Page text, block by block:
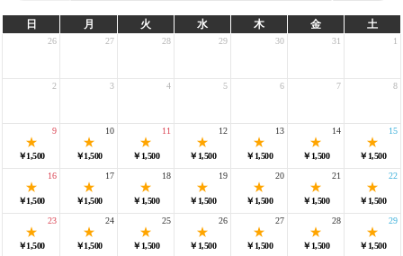
日 月 火 水 木 金 土
26 27 28 29 30 31 1
2 3 4 5 6 7 8
￥1,500
9
￥1,500
10
￥1,500
11
￥1,500
12
￥1,500
13
￥1,500
14
￥1,500
15
￥1,500
16
￥1,500
17
￥1,500
18
￥1,500
19
￥1,500
20
￥1,500
21
￥1,500
22
￥1,500
23
￥1,500
24
￥1,500
25
￥1,500
26
￥1,500
27
￥1,500
28
￥1,500
29